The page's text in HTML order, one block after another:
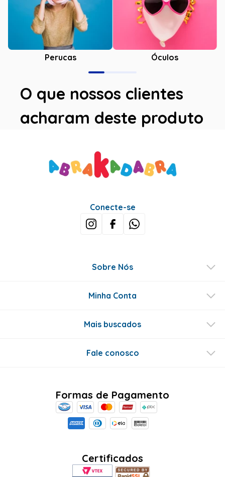
Perucas Óculos
O que nossos clientes
acharam deste produto
Avaliações
Este produto ainda não tem avaliações
SEJA O PRIMEIRO A AVALIAR
Perguntas & respostas
Este produto ainda não tem perguntas